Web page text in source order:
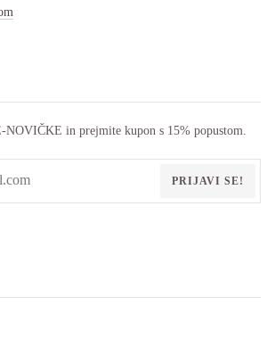
NOVIČKE in prejmite kupon s 15% popustom.
PRIJAVI SE!